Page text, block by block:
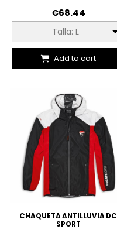
€68.44
Talla: L
Add to cart
CHAQUETA ANTILLUVIA DC
SPORT